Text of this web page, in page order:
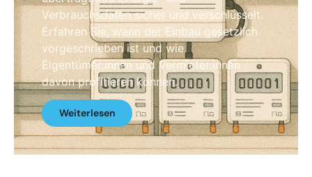
Verbrauchsdaten sicher und verschlüsselt.
Erfahren Sie, wann der Einbau gesetzlich
vorgeschrieben ist und wie
Eigentümer:innen und Vermieter:innen
davon profitieren können.
Weiterlesen